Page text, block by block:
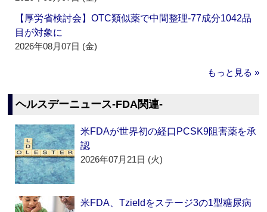
【厚労省検討会】OTC類似薬で中間整理‐77成分1042品
目が対象に
2026年08月07日 (金)
もっと見る »
ヘルスデーニュース‐FDA関連‐
米FDAが世界初の経口PCSK9阻害薬を承
認
2026年07月21日 (火)
米FDA、Tzieldをステージ3の1型糖尿病